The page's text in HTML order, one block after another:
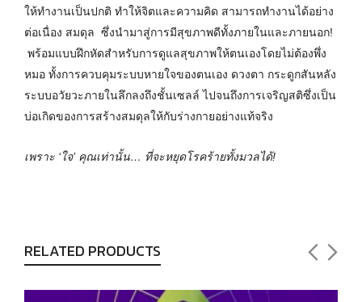
ให้ทำงานเป็นปกติ ทำให้จิตและความคิด สามารถทำงานได้อย่าง
ต่อเนื่อง สมดุล ซึ่งนำมาสู่การมีสุขภาพดีทั้งภายในและภายนอก!
พร้อมแบบฝึกหัดสำหรับการดูแลสุขภาพให้ตนเองโดยไม่ต้องพึ่ง
หมอ ทั้งการควบคุมระบบหายใจของตนเอง ดวงตา กระดูกสันหลัง
ระบบอวัยวะภายในลึกลงถึงชั้นเซลล์ ไปจนถึงการเจริญสติซึ่งเป็น
บ่อเกิดของการสร้างสมดุลให้กับร่างกายอย่างแท้จริง
เพราะ ‘ใจ’ คุณเท่านั้น… ที่จะหยุดโรคร้ายทั้งมวลได้!
RELATED PRODUCTS